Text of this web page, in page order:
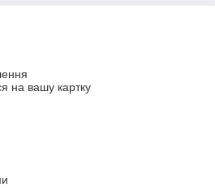
на вашу картку